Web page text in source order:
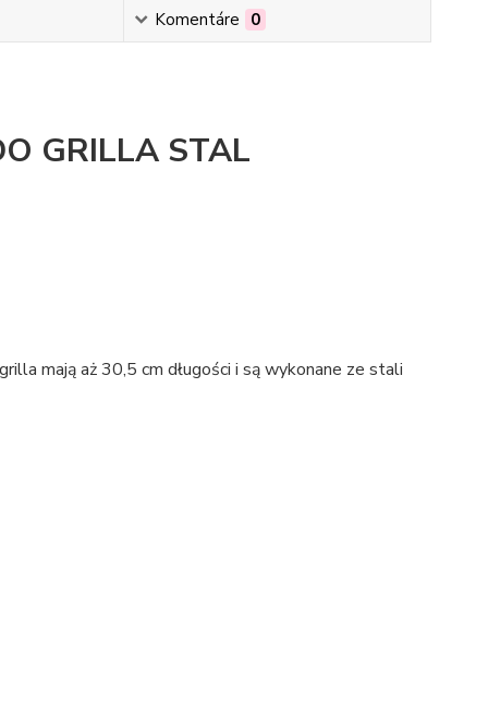
Komentáre 0
GRILLA STAL
mają aż 30,5 cm długości i są wykonane ze stali